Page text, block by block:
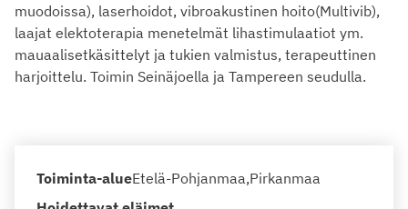
muodoissa), laserhoidot, vibroakustinen hoito(Multivib),
laajat elektoterapia menetelmät lihastimulaatiot ym.
mauaalisetkäsittelyt ja tukien valmistus, terapeuttinen
harjoittelu. Toimin Seinäjoella ja Tampereen seudulla.
Toiminta-alueEtelä-Pohjanmaa Pirkanmaa